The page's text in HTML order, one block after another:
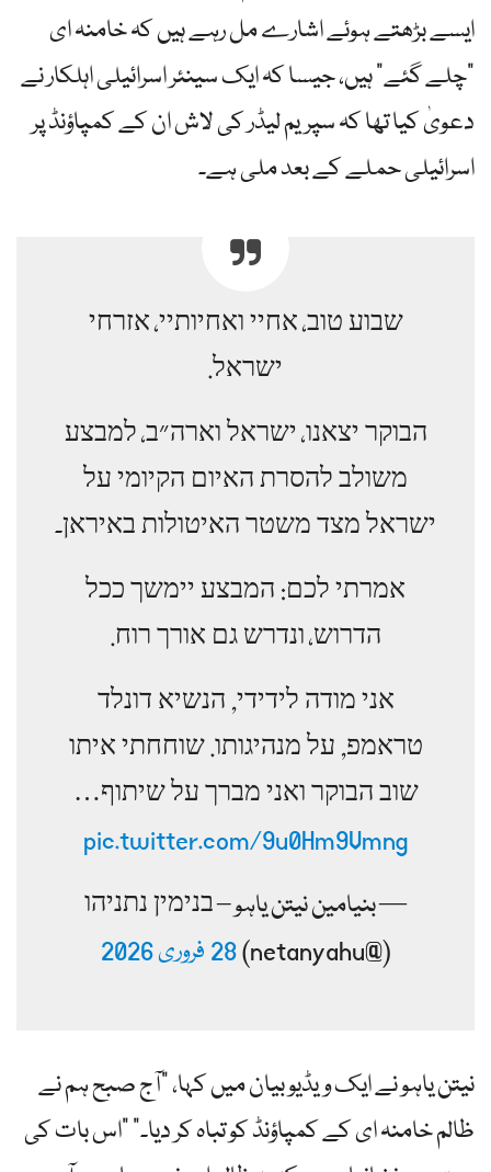
ایسے بڑھتے ہوئے اشارے مل رہے ہیں کہ خامنہ ای
"چلے گئے” ہیں، جیسا کہ ایک سینئر اسرائیلی اہلکار نے
دعویٰ کیا تھا کہ سپریم لیڈر کی لاش ان کے کمپاؤنڈ پر
اسرائیلی حملے کے بعد ملی ہے۔
שבוע טוב، אחיי ואחיותיי، אזרחי
ישראל.
הבוקר יצאנו، ישראל וארה״ב، למבצע
משולב להסרת האיום הקיומי על
ישראל מצד משטר האיטולות באיראן۔
אמרתי לכם: המבצע יימשך ככל
הדרוש، ונדרש גם אורך רוח.
אני מודה לידידי, הנשיא דונלד
טראמפ, על מנהיגותו. שוחחתי איתו
שוב הבוקר ואני מברך על שיתוף…
pic.twitter.com/9u0Hm9Vmng
— بنیامین نیتن یاہو – בנימין נתניהו
(@netanyahu)
28 فروری 2026
نیتن یاہو نے ایک ویڈیو بیان میں کہا، "آج صبح ہم نے
ظالم خامنہ ای کے کمپاؤنڈ کو تباہ کر دیا۔” "اس بات کی